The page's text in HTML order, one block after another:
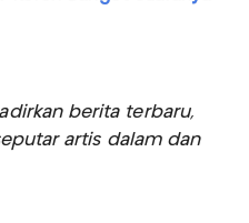
berita terbaru,
artis dalam dan